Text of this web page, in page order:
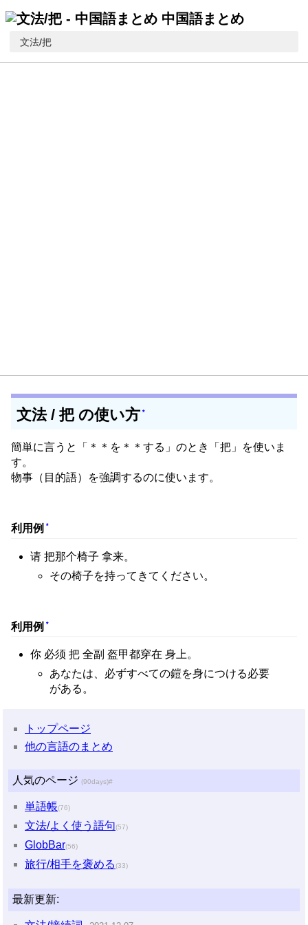
中国語まとめ
文法/把
文法 / 把 の使い方 *
簡単に言うと「＊＊を＊＊する」のとき「把」を使いま
す。
物事（目的語）を強調するのに使います。
利用例 *
请 把那个椅子 拿来。
その椅子を持ってきてください。
利用例 *
你 必须 把 全副 盔甲都穿在 身上。
あなたは、必ずすべての鎧を身につける必要
がある。
トップページ
他の言語のまとめ
人気のページ (90days)#
単語帳(76)
文法/よく使う語句(57)
GlobBar(56)
旅行/相手を褒める(33)
最新更新: